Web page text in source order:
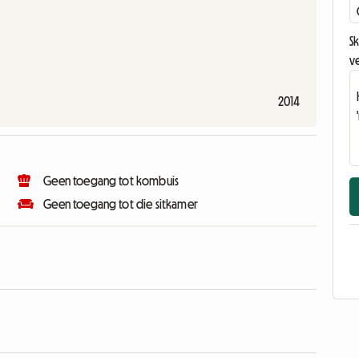
2014
Geen toegang tot kombuis
Geen toegang tot die sitkamer